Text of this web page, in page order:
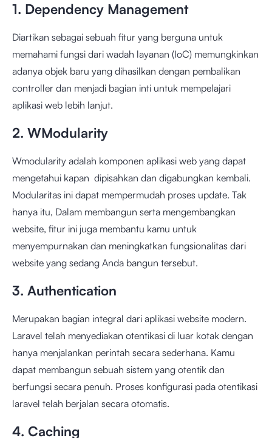
1. Dependency Management
Diartikan sebagai sebuah fitur yang berguna untuk
memahami fungsi dari wadah layanan (IoC) memungkinkan
adanya objek baru yang dihasilkan dengan pembalikan
controller dan menjadi bagian inti untuk mempelajari
aplikasi web lebih lanjut.
2. WModularity
Wmodularity adalah komponen aplikasi web yang dapat
mengetahui kapan dipisahkan dan digabungkan kembali.
Modularitas ini dapat mempermudah proses update. Tak
hanya itu, Dalam membangun serta mengembangkan
website, fitur ini juga membantu kamu untuk
menyempurnakan dan meningkatkan fungsionalitas dari
website yang sedang Anda bangun tersebut.
3. Authentication
Merupakan bagian integral dari aplikasi website modern.
Laravel telah menyediakan otentikasi di luar kotak dengan
hanya menjalankan perintah secara sederhana. Kamu
dapat membangun sebuah sistem yang otentik dan
berfungsi secara penuh. Proses konfigurasi pada otentikasi
laravel telah berjalan secara otomatis.
4. Caching